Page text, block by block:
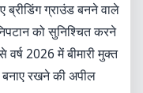
ब्रीडिंग ग्राउंड बनने वाले
को सुनिश्चित करने
वर्ष 2026 में बीमारी मुक्त
रखने की अपील